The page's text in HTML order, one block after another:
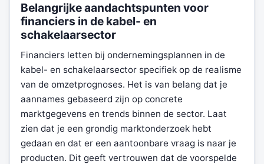
Belangrijke aandachtspunten voor
financiers in de kabel- en
schakelaarsector
Financiers letten bij ondernemingsplannen in de
kabel- en schakelaarsector specifiek op de realisme
van de omzetprognoses. Het is van belang dat je
aannames gebaseerd zijn op concrete
marktgegevens en trends binnen de sector. Laat
zien dat je een grondig marktonderzoek hebt
gedaan en dat er een aantoonbare vraag is naar je
producten. Dit geeft vertrouwen dat de voorspelde